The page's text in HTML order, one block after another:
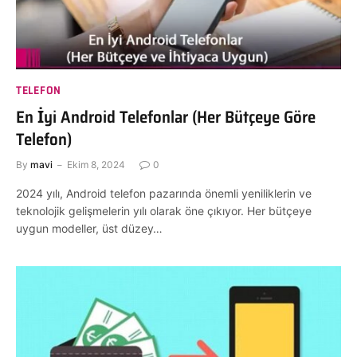
TELEFON
En İyi Android Telefonlar (Her Bütçeye Göre
Telefon)
By mavi Ekim 8, 2024 0
2024 yılı, Android telefon pazarında önemli yeniliklerin ve
teknolojik gelişmelerin yılı olarak öne çıkıyor. Her bütçeye
uygun modeller, üst düzey…